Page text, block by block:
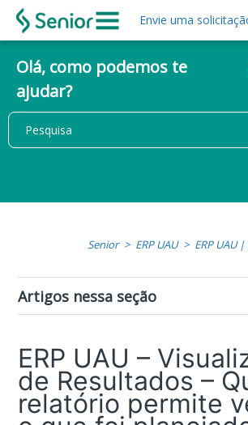
Envie uma
Olá, como podemos te
ajudar?
Senior ERP UAU ERP UAU
Artigos nessa seção
ERP UAU –
de Resultados –
relatório permite